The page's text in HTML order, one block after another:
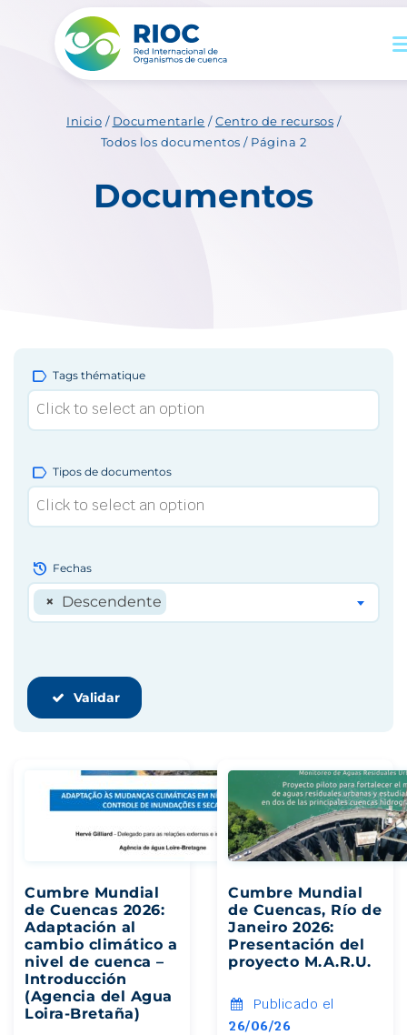
Inicio / Documentarle /Centro de recursos /
Todos los documentos / Página 2
Documentos
label Tags thématique
label Tipos de documentos
history Fechas
× Descendente
Validar
Cumbre Mundial
de Cuencas 2026:
Adaptación al
cambio climático a
nivel de cuenca –
Introducción
(Agencia del Agua
Loira-Bretaña)
Cumbre Mundial
de Cuencas, Río de
Janeiro 2026:
Presentación del
proyecto M.A.R.U.
Publicado el
26/06/26